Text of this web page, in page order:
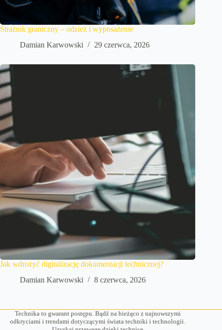
Strażnik graniczny – odzież i wyposażenie
Damian Karwowski
29 czerwca, 2026
Jak wdrożyć digitalizację dokumentacji technicznej?
Damian Karwowski
8 czerwca, 2026
Technika to gwarant postępu. Bądź na bieżąco z najnowszymi
odkryciami i trendami dotyczącymi świata techniki i technologii.